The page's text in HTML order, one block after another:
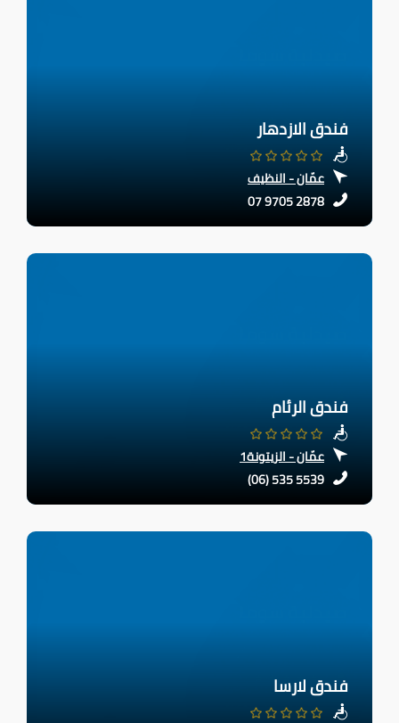
فندق الازدهار
عمّان - النظيف
07 9705 2878
فندق الرئام
عمّان - الزيتونة1
(06) 535 5539
فندق لارسا